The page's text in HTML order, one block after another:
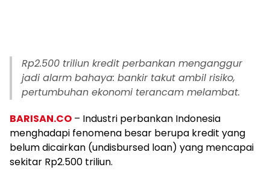
Rp2.500 triliun kredit perbankan menganggur
jadi alarm bahaya: bankir takut ambil risiko,
pertumbuhan ekonomi terancam melambat.
BARISAN.CO – Industri perbankan Indonesia
menghadapi fenomena besar berupa kredit yang
belum dicairkan (undisbursed loan) yang mencapai
sekitar Rp2.500 triliun.